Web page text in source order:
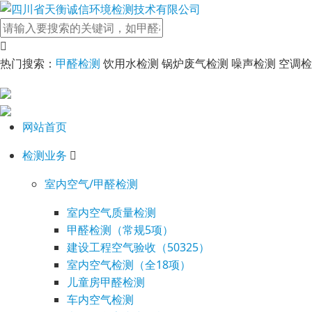
热门搜索： 甲醛检测 饮用水检测 锅炉废气检测 噪声检测 空调
网站首页
检测业务
室内空气/甲醛检测
室内空气质量检测
甲醛检测（常规5项）
建设工程空气验收（50325）
室内空气检测（全18项）
儿童房甲醛检测
车内空气检测